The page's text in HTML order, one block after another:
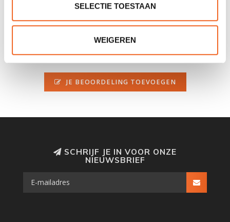
SELECTIE TOESTAAN
WEIGEREN
Nog niet gewaardeerd
0 sterren op basis van 0 beoordelingen
JE BEOORDELING TOEVOEGEN
SCHRIJF JE IN VOOR ONZE
NIEUWSBRIEF